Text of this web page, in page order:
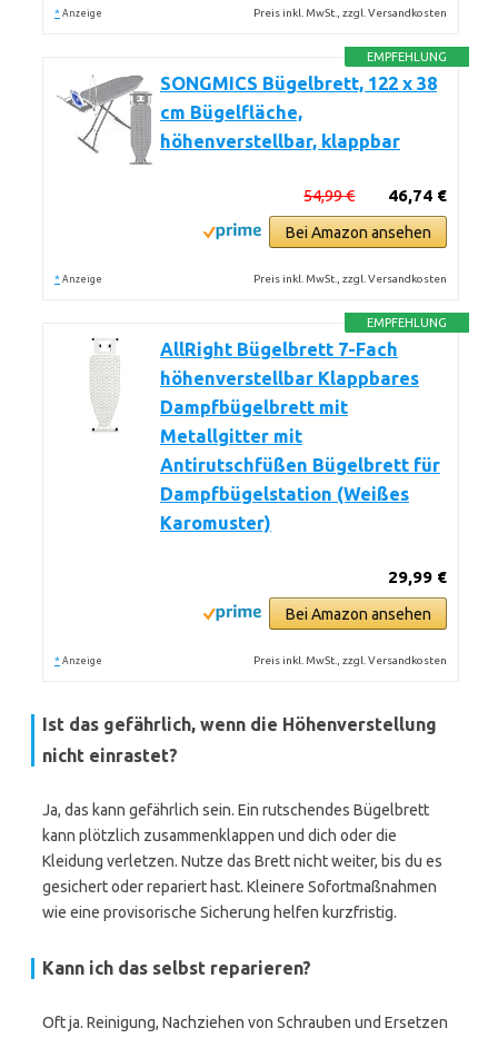
* Anzeige Preis inkl. MwSt., zzgl. Versandkosten
EMPFEHLUNG
SONGMICS Bügelbrett, 122 x 38
cm Bügelfläche,
höhenverstellbar, klappbar
46,74 €
54,99 €
Bei Amazon ansehen
* Anzeige Preis inkl. MwSt., zzgl. Versandkosten
EMPFEHLUNG
AllRight Bügelbrett 7-Fach
höhenverstellbar Klappbares
Dampfbügelbrett mit
Metallgitter mit
Antirutschfüßen Bügelbrett für
Dampfbügelstation (Weißes
Karomuster)
29,99 €
Bei Amazon ansehen
* Anzeige Preis inkl. MwSt., zzgl. Versandkosten
Ist das gefährlich, wenn die Höhenverstellung
nicht einrastet?
Ja, das kann gefährlich sein. Ein rutschendes Bügelbrett
kann plötzlich zusammenklappen und dich oder die
Kleidung verletzen. Nutze das Brett nicht weiter, bis du es
gesichert oder repariert hast. Kleinere Sofortmaßnahmen
wie eine provisorische Sicherung helfen kurzfristig.
Kann ich das selbst reparieren?
Oft ja. Reinigung, Nachziehen von Schrauben und Ersetzen